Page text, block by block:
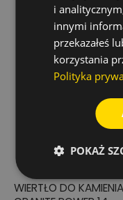
WIERTŁO DO KAMIENIA
i
innymi
przekazałeś
korzystania
Polityka
POKAŻ